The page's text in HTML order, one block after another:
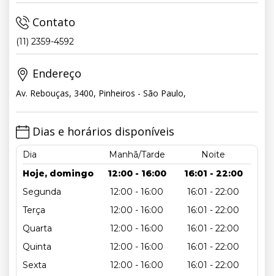
Contato
(11) 2359-4592
Endereço
Av. Rebouças, 3400, Pinheiros - São Paulo,
Dias e horários disponíveis
Dia Manhã/Tarde
Noite
Hoje, domingo
12:00 - 16:00
16:01 - 22:00
Segunda
12:00 - 16:00
16:01 - 22:00
Terça
12:00 - 16:00
16:01 - 22:00
Quarta
12:00 - 16:00
16:01 - 22:00
Quinta
12:00 - 16:00
16:01 - 22:00
Sexta
12:00 - 16:00
16:01 - 22:00